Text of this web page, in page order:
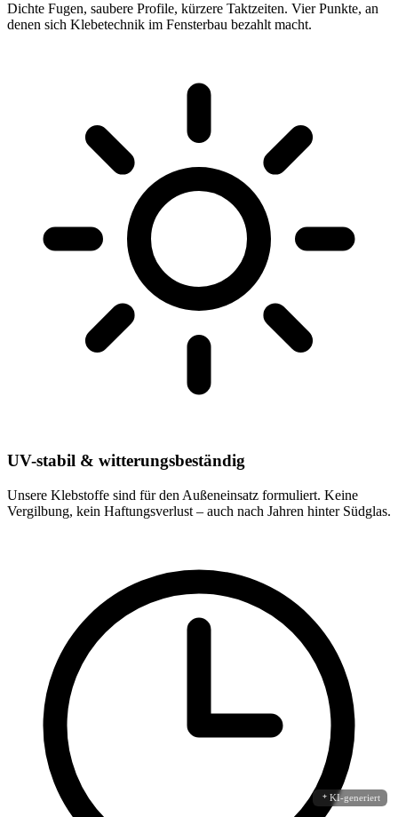
KI-generiert
Dichte Fugen, saubere Profile, kürzere Taktzeiten. Vier Punkte, an
denen sich Klebetechnik im Fensterbau bezahlt macht.
UV-stabil & witterungsbeständig
Unsere Klebstoffe sind für den Außeneinsatz formuliert. Keine
Vergilbung, kein Haftungsverlust – auch nach Jahren hinter Südglas.